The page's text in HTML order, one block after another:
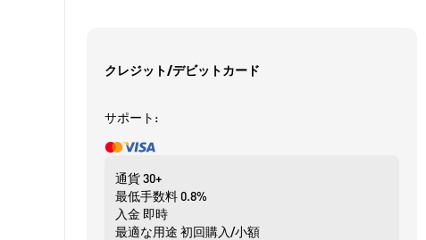
クレジット/デビットカード
サポート:
通貨30+
最低手数料0.8%
入金 即時
最適な用途 初回購入/小額